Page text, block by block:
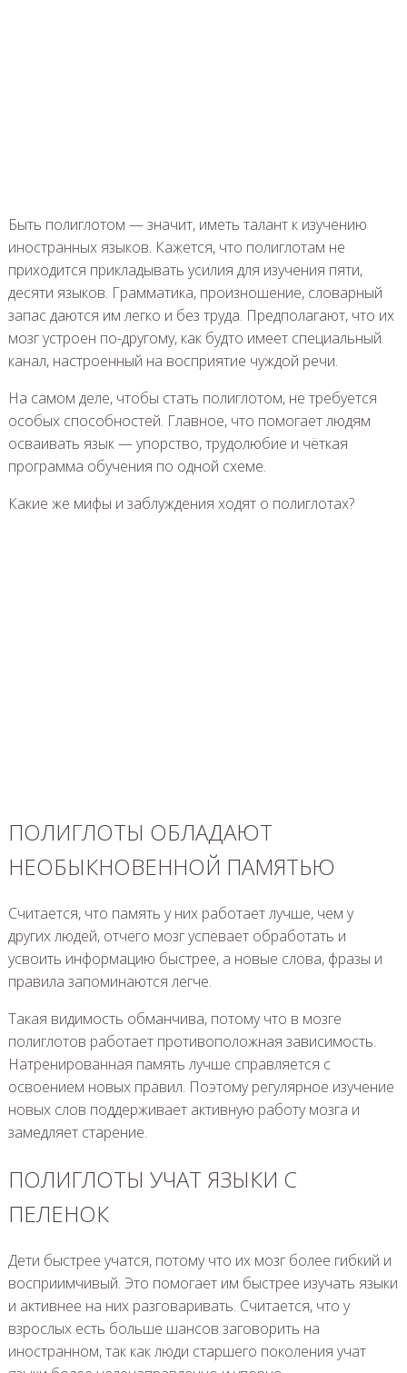
Быть полиглотом — значит, иметь талант к изучению
иностранных языков. Кажется, что полиглотам не
приходится прикладывать усилия для изучения пяти,
десяти языков. Грамматика, произношение, словарный
запас даются им легко и без труда. Предполагают, что их
мозг устроен по-другому, как будто имеет специальный
канал, настроенный на восприятие чуждой речи.
На самом деле, чтобы стать полиглотом, не требуется
особых способностей. Главное, что помогает людям
осваивать язык — упорство, трудолюбие и чёткая
программа обучения по одной схеме.
Какие же мифы и заблуждения ходят о полиглотах?
ПОЛИГЛОТЫ ОБЛАДАЮТ
НЕОБЫКНОВЕННОЙ ПАМЯТЬЮ
Считается, что память у них работает лучше, чем у
других людей, отчего мозг успевает обработать и
усвоить информацию быстрее, а новые слова, фразы и
правила запоминаются легче.
Такая видимость обманчива, потому что в мозге
полиглотов работает противоположная зависимость.
Натренированная память лучше справляется с
освоением новых правил. Поэтому регулярное изучение
новых слов поддерживает активную работу мозга и
замедляет старение.
ПОЛИГЛОТЫ УЧАТ ЯЗЫКИ С
ПЕЛЕНОК
Дети быстрее учатся, потому что их мозг более гибкий и
восприимчивый. Это помогает им быстрее изучать языки
и активнее на них разговаривать. Считается, что у
взрослых есть больше шансов заговорить на
иностранном, так как люди старшего поколения учат